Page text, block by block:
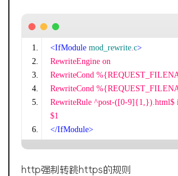
<IfModule mod_rewrite c>
RewriteEngine on
RewriteCond
RewriteCond
RewriteRule ^post-([0-9]{1,}).html$
$1
</IfModule>
http强制转跳https的规则